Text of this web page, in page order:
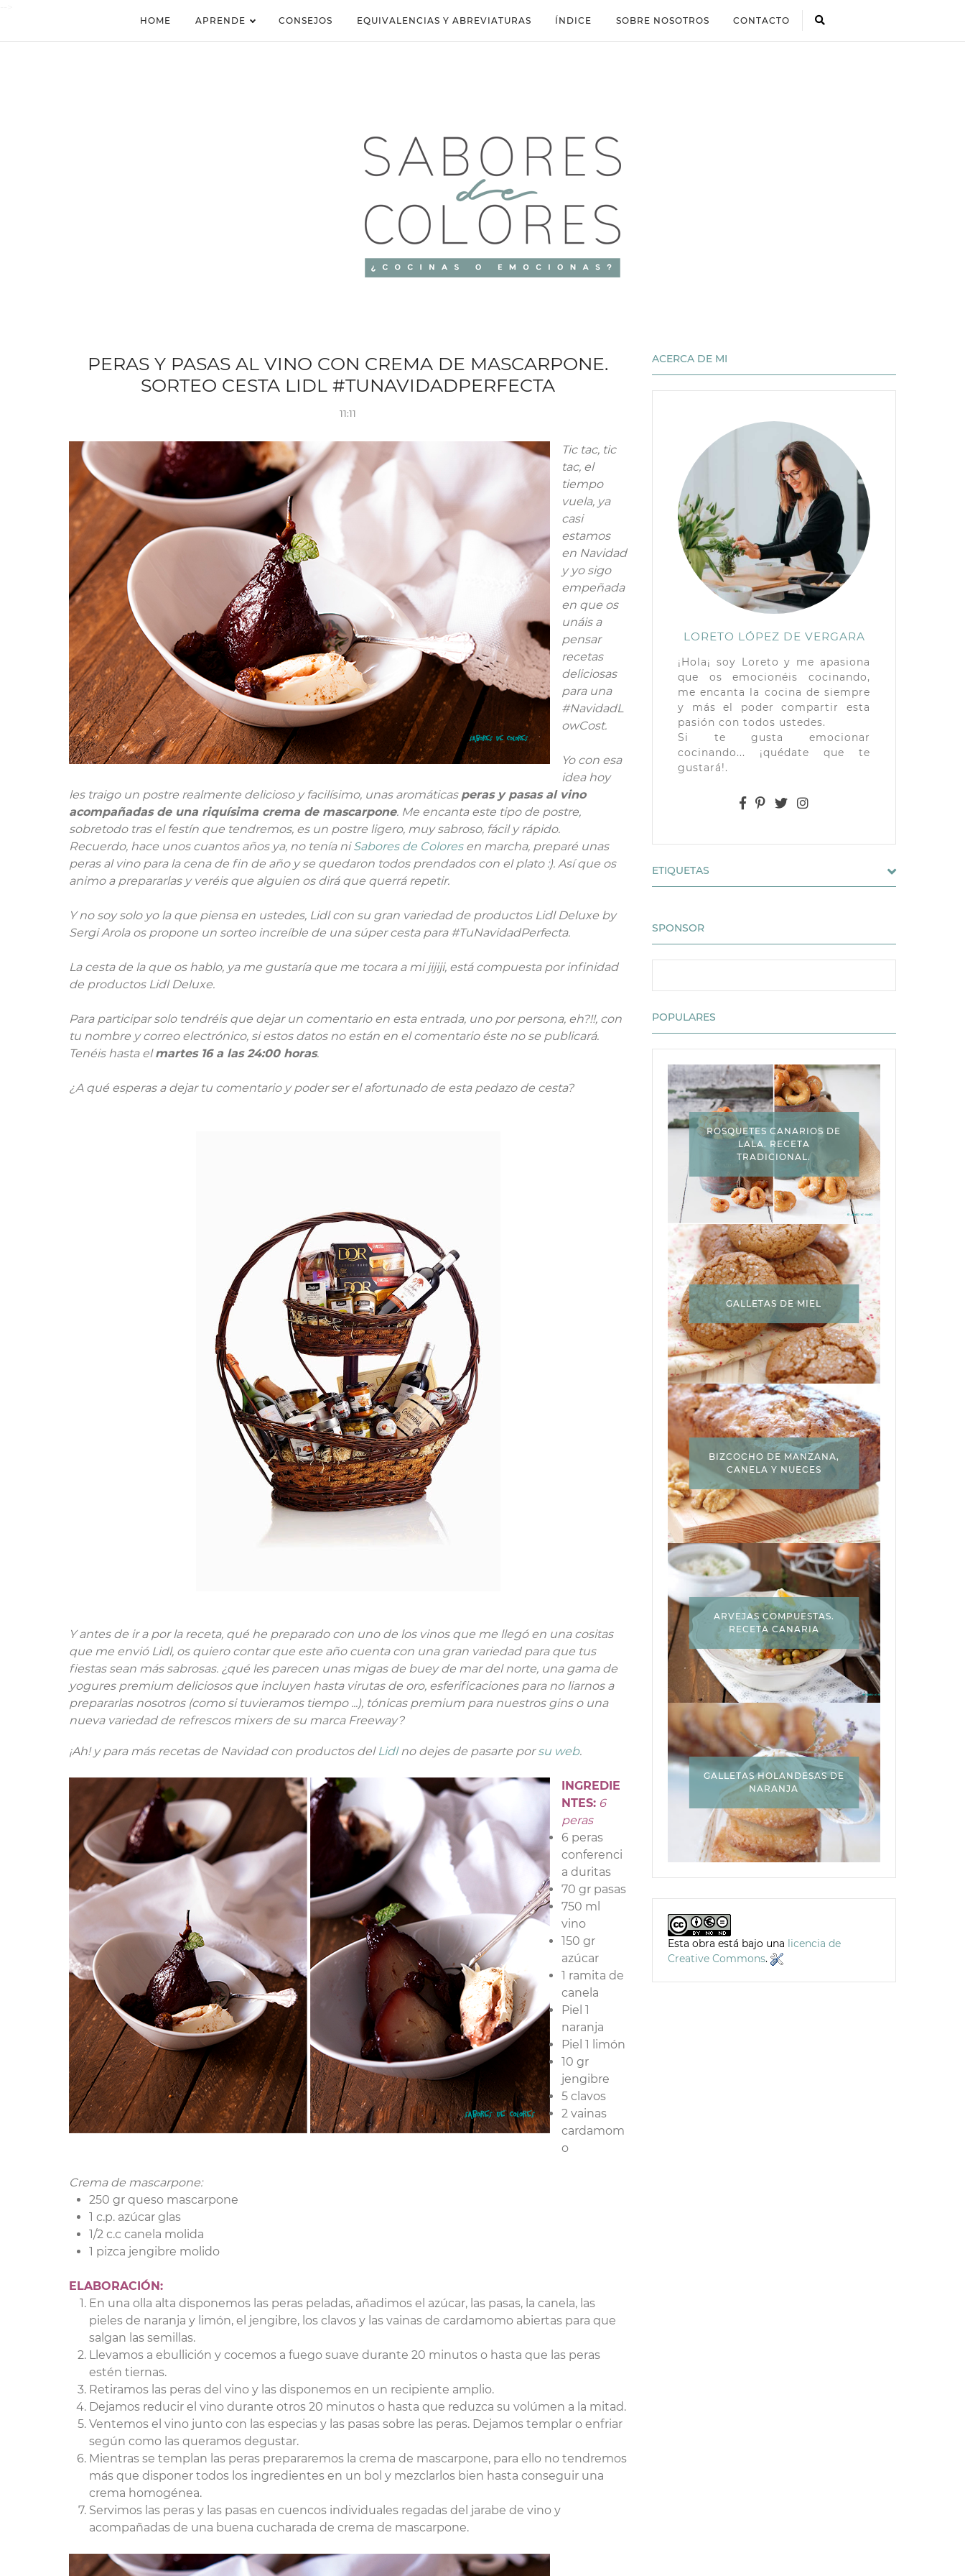
HOME APRENDE CONSEJOS EQUIVALENCIAS Y ABREVIATURAS ÍNDICE SOBRE NOSOTROS CONTACTO
PERAS Y PASAS AL VINO CON CREMA DE MASCARPONE.
SORTEO CESTA LIDL #TUNAVIDADPERFECTA
11:11
Tic tac, tic
tac, el
tiempo
vuela, ya
casi
estamos
en Navidad
y yo sigo
empeñada
en que os
unáis a
pensar
recetas
deliciosas
para una
#NavidadL
owCost.
Yo con esa
idea hoy
les traigo un postre realmente delicioso y facilísimo, unas aromáticas peras y pasas al vino
acompañadas de una riquísima crema de mascarpone. Me encanta este tipo de postre,
sobretodo tras el festín que tendremos, es un postre ligero, muy sabroso, fácil y rápido.
Recuerdo, hace unos cuantos años ya, no tenía niSabores de Coloresen marcha, preparé unas
peras al vino para la cena de fin de año y se quedaron todos prendados con el plato :). Así que os
animo a prepararlas y veréis que alguien os dirá que querrá repetir.
Y no soy solo yo la que piensa en ustedes, Lidl con su gran variedad de productos Lidl Deluxe by
Sergi Arola os propone un sorteo increíble de una súper cesta para #TuNavidadPerfecta.
La cesta de la que os hablo, ya me gustaría que me tocara a mi jijiji, está compuesta por infinidad
de productos Lidl Deluxe.
Para participar solo tendréis que dejar un comentario en esta entrada, uno por persona, eh?!!, con
tu nombre y correo electrónico, si estos datos no están en el comentario éste no se publicará.
Tenéis hasta elmartes 16 a las 24:00 horas.
¿A qué esperas a dejar tu comentario y poder ser el afortunado de esta pedazo de cesta?
Y antes de ir a por la receta, qué he preparado con uno de los vinos que me llegó en una cositas
que me envió Lidl, os quiero contar que este año cuenta con una gran variedad para que tus
fiestas sean más sabrosas. ¿qué les parecen unas migas de buey de mar del norte, una gama de
yogures premium deliciosos que incluyen hasta virutas de oro, esferificaciones para no liarnos a
prepararlas nosotros (como si tuvieramos tiempo ...), tónicas premium para nuestros gins o una
nueva variedad de refrescos mixers de su marca Freeway?
¡Ah! y para más recetas de Navidad con productos delLidlno dejes de pasarte porsu web.
INGREDIE
NTES: 6
peras
6 peras
conferenci
a duritas
70 gr pasas
750 ml
vino
150 gr
azúcar
1 ramita de
canela
Piel 1
naranja
Piel 1 limón
10 gr
jengibre
5 clavos
2 vainas
cardamom
o
Crema de mascarpone:
250 gr queso mascarpone
1 c.p. azúcar glas
1/2 c.c canela molida
1 pizca jengibre molido
ELABORACIÓN:
En una olla alta disponemos las peras peladas, añadimos el azúcar, las pasas, la canela, las
pieles de naranja y limón, el jengibre, los clavos y las vainas de cardamomo abiertas para que
salgan las semillas.
Llevamos a ebullición y cocemos a fuego suave durante 20 minutos o hasta que las peras
estén tiernas.
Retiramos las peras del vino y las disponemos en un recipiente amplio.
Dejamos reducir el vino durante otros 20 minutos o hasta que reduzca su volúmen a la mitad.
Ventemos el vino junto con las especias y las pasas sobre las peras. Dejamos templar o enfriar
según como las queramos degustar.
Mientras se templan las peras prepararemos la crema de mascarpone, para ello no tendremos
más que disponer todos los ingredientes en un bol y mezclarlos bien hasta conseguir una
crema homogénea.
Servimos las peras y las pasas en cuencos individuales regadas del jarabe de vino y
acompañadas de una buena cucharada de crema de mascarpone.
ACERCA DE MI
LORETO LÓPEZ DE VERGARA
¡Hola¡ soy Loreto y me apasiona
que os emocionéis cocinando,
me encanta la cocina de siempre
y más el poder compartir esta
pasión con todos ustedes.
Si te gusta emocionar
cocinando... ¡quédate que te
gustará!.
ETIQUETAS
SPONSOR
POPULARES
ROSQUETES CANARIOS DE
LALA. RECETA
TRADICIONAL.
GALLETAS DE MIEL
BIZCOCHO DE MANZANA,
CANELA Y NUECES
ARVEJAS COMPUESTAS.
RECETA CANARIA
GALLETAS HOLANDESAS DE
NARANJA
Esta obra está bajo una licencia de
Creative Commons.